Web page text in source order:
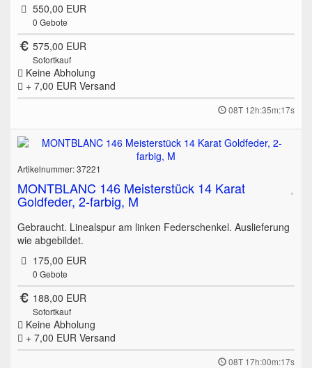
550,00 EUR
0 Gebote
575,00 EUR
Sofortkauf
Keine Abholung
+ 7,00 EUR Versand
08T 12h:35m:17s
Artikelnummer: 37221
MONTBLANC 146 Meisterstück 14 Karat
Goldfeder, 2-farbig, M
Gebraucht. Linealspur am linken Federschenkel. Auslieferung
wie abgebildet.
175,00 EUR
0 Gebote
188,00 EUR
Sofortkauf
Keine Abholung
+ 7,00 EUR Versand
08T 17h:00m:17s